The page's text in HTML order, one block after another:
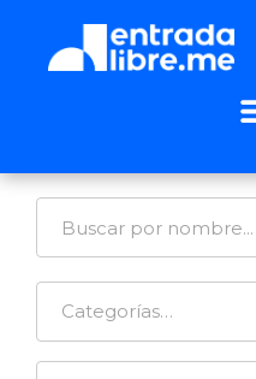
Categorías…